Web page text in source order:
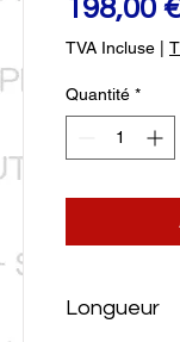
198,00
TVA Incluse
Quantité *
Longueur